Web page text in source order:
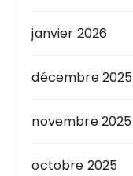
janvier 2026
décembre 2025
novembre 2025
octobre 2025